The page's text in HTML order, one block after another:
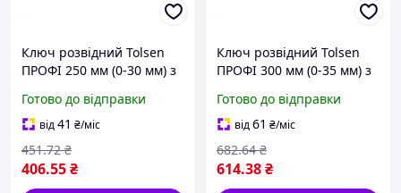
Ключ розвідний Tolsen
ПРОФІ 250 мм (0-30 мм) з
сталі, фосфатований, для
сантехніки та труб
Готово до відправки
від41 ₴/міс
406.55₴
451.72 ₴
Ключ розвідний Tolsen
ПРОФІ 300 мм (0-35 мм) з
сталі, фосфатований, для
сантехніки і монтажу
Готово до відправки
від61 ₴/міс
614.38₴
682.64 ₴